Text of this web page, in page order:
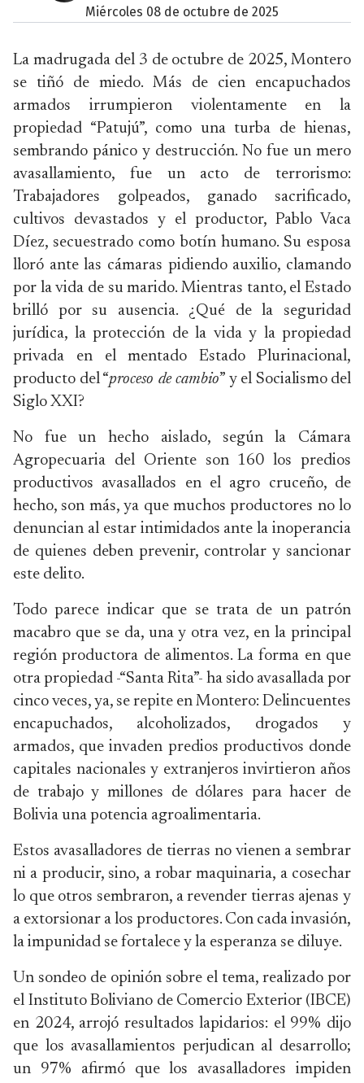
miércoles 08 de octubre de 2025
La madrugada del 3 de octubre de 2025, Montero
se tiñó de miedo. Más de cien encapuchados
armados irrumpieron violentamente en la
propiedad “Patujú”, como una turba de hienas,
sembrando pánico y destrucción. No fue un mero
avasallamiento, fue un acto de terrorismo:
Trabajadores golpeados, ganado sacrificado,
cultivos devastados y el productor, Pablo Vaca
Díez, secuestrado como botín humano. Su esposa
lloró ante las cámaras pidiendo auxilio, clamando
por la vida de su marido. Mientras tanto, el Estado
brilló por su ausencia. ¿Qué de la seguridad
jurídica, la protección de la vida y la propiedad
privada en el mentado Estado Plurinacional,
producto del “proceso de cambio” y el Socialismo del
Siglo XXI?
No fue un hecho aislado, según la Cámara
Agropecuaria del Oriente son 160 los predios
productivos avasallados en el agro cruceño, de
hecho, son más, ya que muchos productores no lo
denuncian al estar intimidados ante la inoperancia
de quienes deben prevenir, controlar y sancionar
este delito.
Todo parece indicar que se trata de un patrón
macabro que se da, una y otra vez, en la principal
región productora de alimentos. La forma en que
otra propiedad -“Santa Rita”- ha sido avasallada por
cinco veces, ya, se repite en Montero: Delincuentes
encapuchados, alcoholizados, drogados y
armados, que invaden predios productivos donde
capitales nacionales y extranjeros invirtieron años
de trabajo y millones de dólares para hacer de
Bolivia una potencia agroalimentaria.
Estos avasalladores de tierras no vienen a sembrar
ni a producir, sino, a robar maquinaria, a cosechar
lo que otros sembraron, a revender tierras ajenas y
a extorsionar a los productores. Con cada invasión,
la impunidad se fortalece y la esperanza se diluye.
Un sondeo de opinión sobre el tema, realizado por
el Instituto Boliviano de Comercio Exterior (IBCE)
en 2024, arrojó resultados lapidarios: el 99% dijo
que los avasallamientos perjudican al desarrollo;
un 97% afirmó que los avasalladores impiden